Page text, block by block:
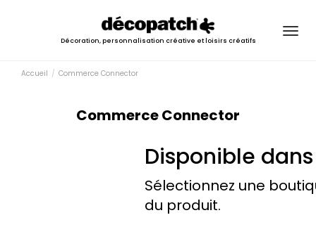
Décoration, personnalisation créative et loisirs créatifs
Accueil Commerce Connector
Commerce Connector
Disponible
Sélectionnez une
du produit.